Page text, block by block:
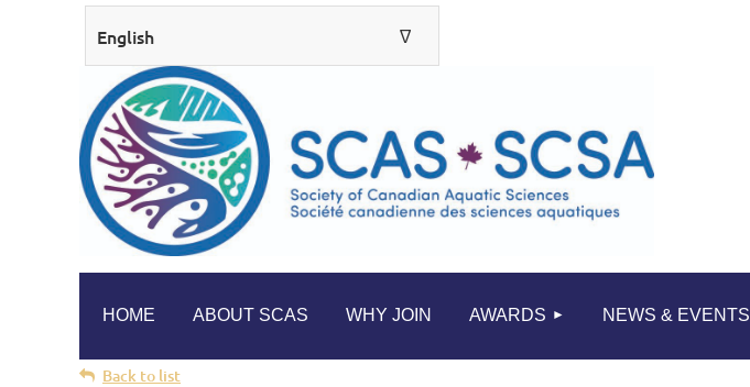
English ∆
ENGLISH
FRANÇAIS
HOME ABOUT SCAS WHY JOIN AWARDS NEWS & EVENTS
Back to list